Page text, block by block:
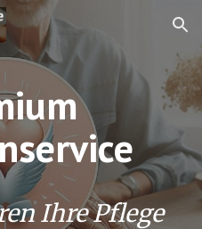
Skip to navigation
Ihre Pflege